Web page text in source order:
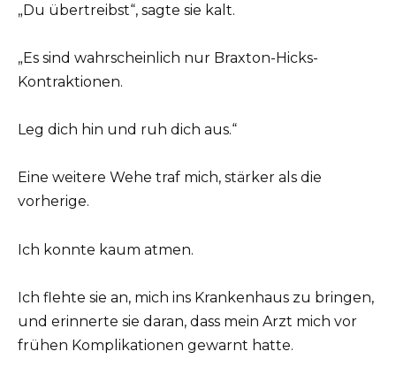
„Du übertreibst“, sagte sie kalt.
„Es sind wahrscheinlich nur Braxton-Hicks-
Kontraktionen.
Leg dich hin und ruh dich aus.“
Eine weitere Wehe traf mich, stärker als die
vorherige.
Ich konnte kaum atmen.
Ich flehte sie an, mich ins Krankenhaus zu bringen,
und erinnerte sie daran, dass mein Arzt mich vor
frühen Komplikationen gewarnt hatte.